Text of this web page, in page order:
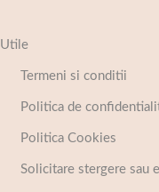
Utile
Termeni si conditii
Politica de
Politica Cookies
Solicitare stergere sau